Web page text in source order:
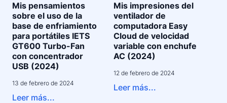
Mis pensamientos
sobre el uso de la
base de enfriamiento
para portátiles IETS
GT600 Turbo-Fan
con concentrador
USB (2024)
13 de febrero de 2024
Leer más...
Mis impresiones del
ventilador de
computadora Easy
Cloud de velocidad
variable con enchufe
AC (2024)
12 de febrero de 2024
Leer más...